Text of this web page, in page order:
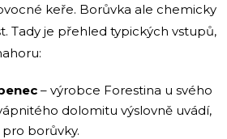
keře. Borůvka ale chemicky
Tady je přehled typických vstupů,
– výrobce Forestina u svého
dolomitu výslovně uvádí,
borůvky.